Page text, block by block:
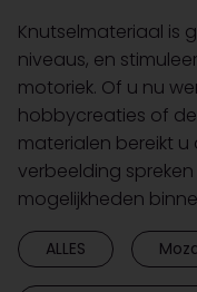
Knutselmateriaal is
niveaus, en
motoriek. Of u nu
hobbycreaties of
materialen bereikt
verbeelding
mogelijkheden
ALLES